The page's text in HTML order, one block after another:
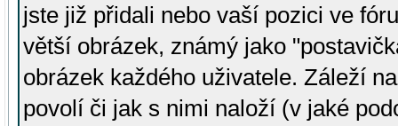
jste již přidali nebo vaší pozici ve
větší obrázek, známý jako
obrázek každého uživatele. Záleží
povolí či jak s nimi naloží (v jaké